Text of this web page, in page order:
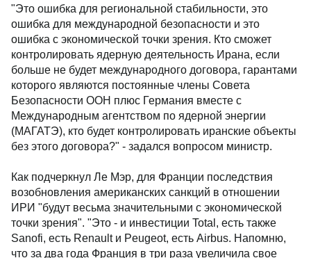
"Это ошибка для региональной стабильности, это
ошибка для международной безопасности и это
ошибка с экономической точки зрения. Кто сможет
контролировать ядерную деятельность Ирана, если
больше не будет международного договора, гарантами
которого являются постоянные члены Совета
Безопасности ООН плюс Германия вместе с
Международным агентством по ядерной энергии
(МАГАТЭ), кто будет контролировать иранские объекты
без этого договора?" - задался вопросом министр.
Как подчеркнул Ле Мэр, для Франции последствия
возобновления американских санкций в отношении
ИРИ "будут весьма значительными с экономической
точки зрения". "Это - и инвестиции Total, есть также
Sanofi, есть Renault и Peugeot, есть Airbus. Напомню,
что за два года Франция в три раза увеличила свое